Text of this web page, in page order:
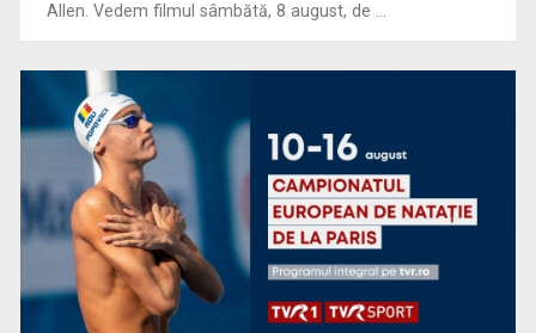
Criză acută în sistemul public: Grevă generală în sute de
spitale și ...
Allen. Vedem filmul sâmbătă, 8 august, de ...